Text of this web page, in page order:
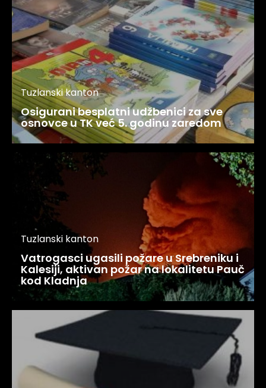
Tuzlanski kanton
Osigurani besplatni udžbenici za sve
osnovce u TK već 5. godinu zaredom
Tuzlanski kanton
Vatrogasci ugasili požare u Srebreniku i
Kalesiji, aktivan požar na lokalitetu Pauč
kod Kladnja